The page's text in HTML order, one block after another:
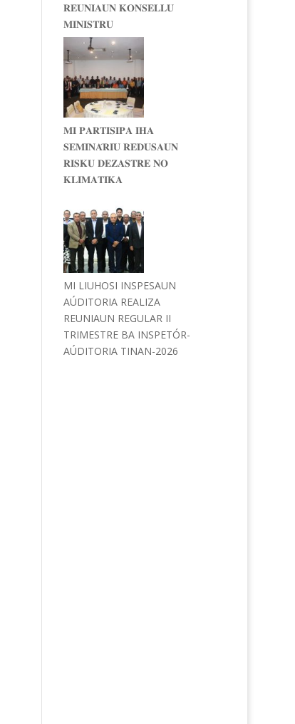
𝐑𝐄𝐔𝐍𝐈𝐀𝐔𝐍 𝐊𝐎𝐍𝐒𝐄𝐋𝐋𝐔
𝐌𝐈𝐍𝐈𝐒𝐓𝐑𝐔
𝐌𝐈 𝐏𝐀𝐑𝐓𝐈𝐒𝐈𝐏𝐀 𝐈𝐇𝐀
𝐒𝐄𝐌𝐈𝐍𝐀́𝐑𝐈𝐔 𝐑𝐄𝐃𝐔𝐒𝐀𝐔𝐍
𝐑𝐈𝐒𝐊𝐔 𝐃𝐄𝐙𝐀𝐒𝐓𝐑𝐄 𝐍𝐎
𝐊𝐋𝐈𝐌𝐀𝐓𝐈𝐊𝐀
MI LIUHOSI INSPESAUN
AÚDITORIA REALIZA
REUNIAUN REGULAR II
TRIMESTRE BA INSPETÓR-
AÚDITORIA TINAN-2026